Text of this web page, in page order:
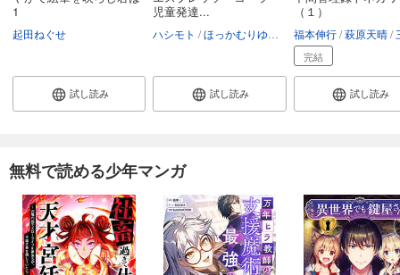
1
起田ねぐせ
試し読み
児童発達...
ハシモト ほっかむりゆり子
試し読み
（１）
福本伸行 萩原天晴 三
完結
試し読み
無料で読める少年マンガ